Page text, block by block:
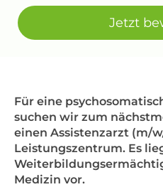
Jetzt
Für eine
suchen wir zum
einen Assistenzarzt (m/
Leistungszentrum. Es
Medizin vor.